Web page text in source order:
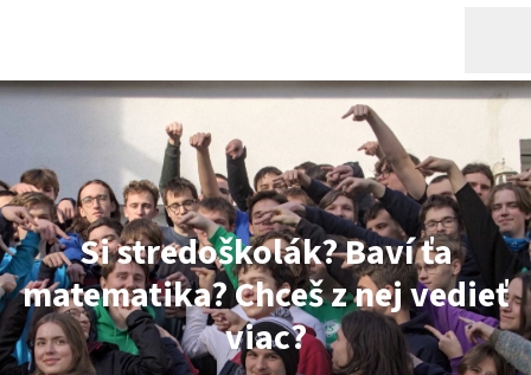
Si stredoškolák? Baví ťa
matematika? Chceš z nej vedieť
viac?